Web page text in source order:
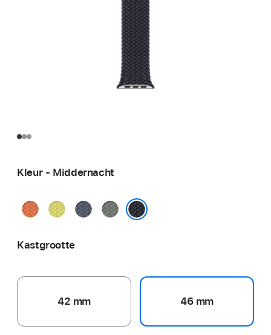
Kleur - Middernacht
KurkumaNeongeelAnkerblauw
Groengrijs
Kastgrootte
42 mm 46 mm